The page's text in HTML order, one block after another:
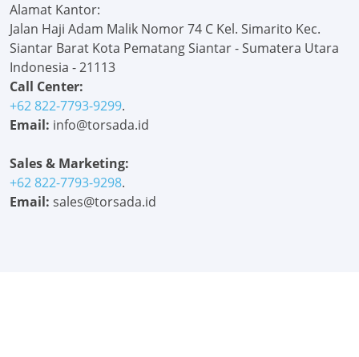
Alamat Kantor:
Jalan Haji Adam Malik Nomor 74 C Kel. Simarito Kec.
Siantar Barat Kota Pematang Siantar - Sumatera Utara
Indonesia - 21113
Call Center:
+62 822-7793-9299.
Email: info@torsada.id
Sales & Marketing:
+62 822-7793-9298.
Email: sales@torsada.id